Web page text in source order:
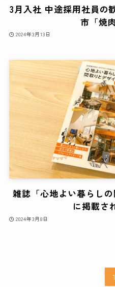
3月入社 中途採用社員の
市「焼
2024年3月13日
雑誌「心地よい暮らしの
に掲載さ
2024年3月8日
1